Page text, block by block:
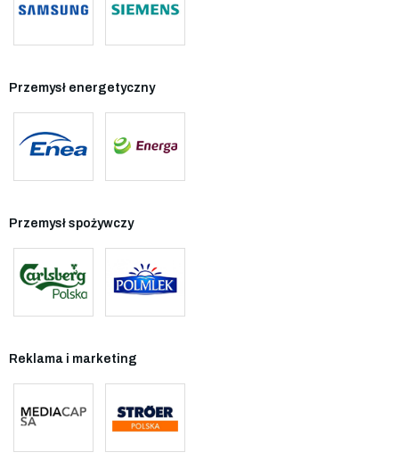
Przemysł energetyczny
Przemysł spożywczy
Reklama i marketing